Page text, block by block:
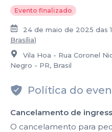
Evento finalizado
24 de maio de 2025 das
Brasília)
Vila Hoa - Rua Coronel
Negro - PR, Brasil
Política do
Cancelamento de
O cancelamento para